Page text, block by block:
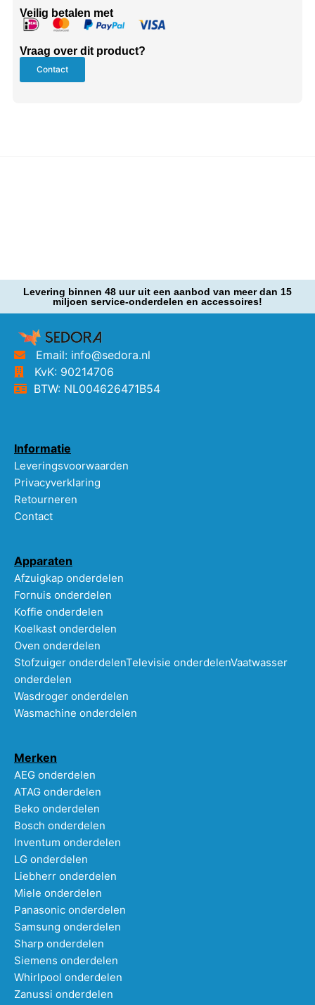
Veilig betalen met
Vraag over dit product?
Contact
Levering binnen 48 uur uit een aanbod van meer dan 15
miljoen service-onderdelen en accessoires!
Email: info@sedora.nl
KvK: 90214706
BTW: NL004626471B54
Informatie
Leveringsvoorwaarden
Privacyverklaring
Retourneren
Contact
Apparaten
Afzuigkap onderdelen
Fornuis onderdelen
Koffie onderdelen
Koelkast onderdelen
Oven onderdelen
Stofzuiger onderdelenTelevisie onderdelenVaatwasser
onderdelen
Wasdroger onderdelen
Wasmachine onderdelen
Merken
AEG onderdelen
ATAG onderdelen
Beko onderdelen
Bosch onderdelen
Inventum onderdelen
LG onderdelen
Liebherr onderdelen
Miele onderdelen
Panasonic onderdelen
Samsung onderdelen
Sharp onderdelen
Siemens onderdelen
Whirlpool onderdelen
Zanussi onderdelen